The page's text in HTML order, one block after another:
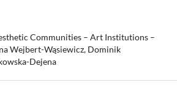
Communities – Art Institutions –
Wejbert-Wąsiewicz, Dominik
Dejena